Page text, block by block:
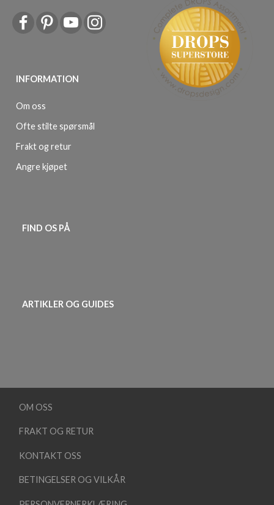
INFORMATION
Om oss
Ofte stilte spørsmål
Frakt og retur
Angre kjøpet
FIND OS PÅ
ARTIKLER OG GUIDES
OM OSS
FRAKT OG RETUR
KONTAKT OSS
BETINGELSER OG VILKÅR